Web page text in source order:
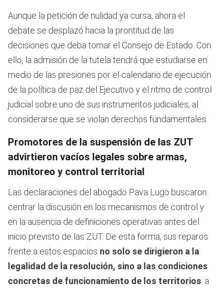
Aunque la petición de nulidad ya cursa, ahora el
debate se desplazó hacia la prontitud de las
decisiones que deba tomar el Consejo de Estado. Con
ello, la admisión de la tutela tendrá que estudiarse en
medio de las presiones por el calendario de ejecución
de la política de paz del Ejecutivo y el ritmo de control
judicial sobre uno de sus instrumentos judiciales, al
considerarse que se violan derechos fundamentales.
Promotores de la suspensión de las ZUT
advirtieron vacíos legales sobre armas,
monitoreo y control territorial
Las declaraciones del abogado Pava Lugo buscaron
centrar la discusión en los mecanismos de control y
en la ausencia de definiciones operativas antes del
inicio previsto de las ZUT. De esta forma, sus reparos
frente a estos espacios no solo se dirigieron a la
legalidad de la resolución, sino a las condiciones
concretas de funcionamiento de los territorios: a